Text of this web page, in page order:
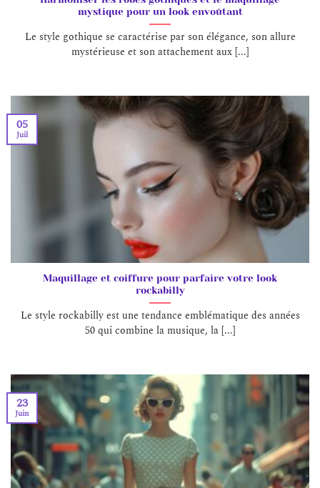
mystique pour un look envoûtant
Le style gothique se caractérise par son élégance, son allure
mystérieuse et son attachement aux [...]
Maquillage et coiffure pour parfaire votre look
rockabilly
Le style rockabilly est une tendance emblématique des années
50 qui combine la musique, la [...]
05
Juil
23
Juin